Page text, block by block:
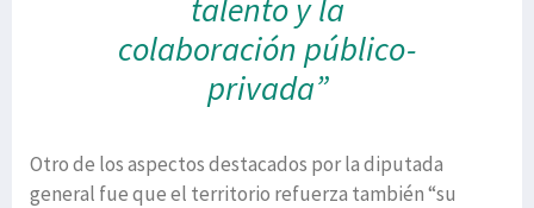
talento y la
colaboración público-
privada”
Otro de los aspectos destacados por la diputada
general fue que el territorio refuerza también “su